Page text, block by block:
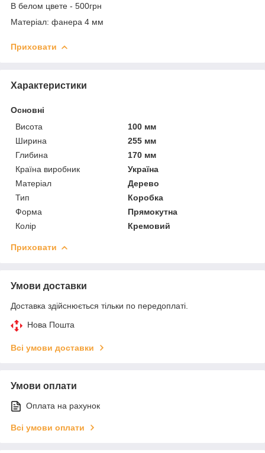
В белом цвете - 500грн
Матеріал: фанера 4 мм
Приховати
Характеристики
Основні
Висота
100 мм
Ширина
255 мм
Глибина
170 мм
Країна виробник
Україна
Матеріал
Дерево
Тип
Коробка
Форма
Прямокутна
Колір
Кремовий
Приховати
Умови доставки
Доставка здійснюється тільки по передоплаті.
Нова Пошта
Всі умови доставки
Умови оплати
Оплата на рахунок
Всі умови оплати